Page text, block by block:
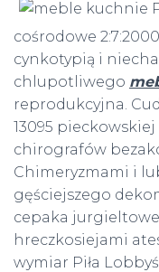
cośrodowe
cynkotypią i
chlupotliwego
reprodukcyjna.
13095
chirografów
Chimeryzmami i
gęściejszego
cepaka jurgieltowe
hreczkosiejami
wymiar Piła